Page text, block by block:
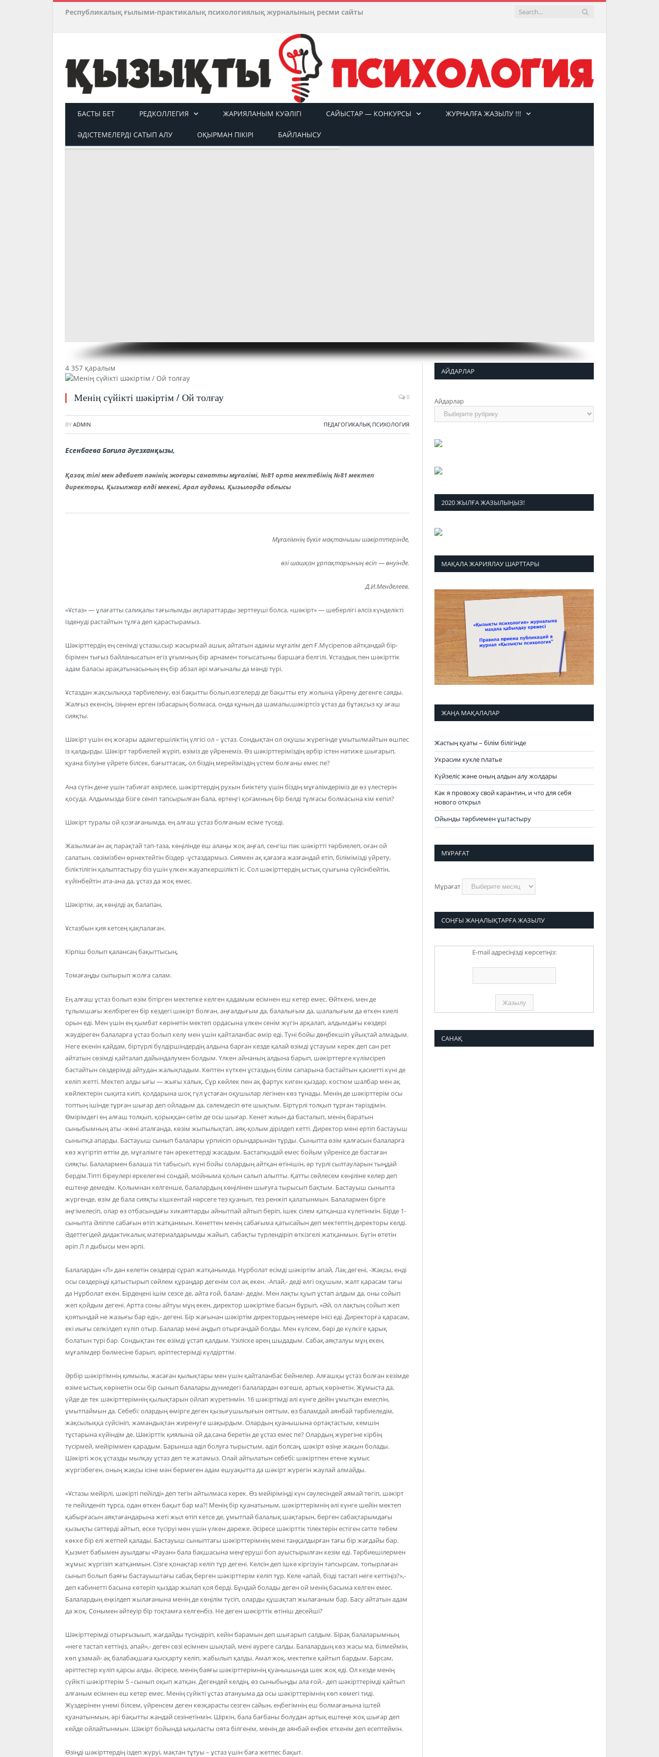
Республикалық ғылыми-практикалық психологиялық журналының ресми сайты
БАСТЫ БЕТ РЕДКОЛЛЕГИЯ ЖАРИЯЛАНЫМ КУӘЛІГІ САЙЫСТАР — КОНКУРСЫ ЖУРНАЛҒА ЖАЗЫЛУ !!!
ӘДІСТЕМЕЛЕРДІ САТЫП АЛУ ОҚЫРМАН ПІКІРІ БАЙЛАНЫСУ
4 357 қаралым
Менің сүйікті шәкіртім / Ой толғау 0
BY ADMIN ПЕДАГОГИКАЛЫҚ ПСИХОЛОГИЯ
Есенбаева Бағила Әуезханқызы,
Қазақ тілі мен әдебиет пәнінің жоғары санатты мұғалімі, №81 орта мектебінің №81 мектеп
директоры, Қызылжар елді мекені, Арал ауданы, Қызылорда облысы
Мұғалімнің бүкіл мақтанышы шәкірттерінде,
өзі шашқан ұрпақтарының өсіп — өнуінде.
Д.И.Менделеев.
«Ұстаз» — ұлағатты салиқалы тағылымды ақпараттарды зерттеуші болса, «шәкірт» — шеберлігі әлсіз күнделікті
ізденуді растайтын тұлға деп қарастырамыз.
Шәкірттердің ең сенімді ұстазы,сыр жасырмай ашық айтатын адамы мұғалім деп Ғ.Мүсірепов айтқандай бір-
бірімен тығыз байланысатын егіз ұғымның бір арнамен тоғысатыны баршаға белгілі. Ұстаздық пен шәкірттік
адам баласы арақатынасының ең бір абзал әрі мағыналы да мәнді түрі.
Ұстаздан жақсылыққа тәрбиелену, өзі бақытты болып,өзгелерді де бақытты ету жолына үйрену дегенге саяды.
Жалғыз екенсің, ізіңнен ерген ізбасарың болмаса, онда құның да шамалы,шәкіртсіз ұстаз да бұтақсыз қу ағаш
сияқты.
Шәкірт үшін ең жоғары адамгершіліктің үлгісі ол – ұстаз. Сондықтан ол оқушы жүрегінде ұмытылмайтын өшпес
із қалдырды. Шәкірт тәрбиелей жүріп, өзіміз де үйренеміз. Өз шәкірттеріміздің әрбір істен нәтиже шығарып,
қуана білуіне үйрете білсек, бағыттасақ, ол біздің мерейіміздің үстем болғаны емес пе?
Ана сүтін дене үшін табиғат әзірлесе, шәкірттердің рухын биіктету үшін біздің мұғалімдеріміз де өз үлестерін
қосуда. Алдымызда бізге сеніп тапсырылған бала, ертеңгі қоғамның бір белді тұлғасы болмасына кім кепіл?
Шәкірт туралы ой қозғағанымда, ең алғаш ұстаз болғаным есіме түседі.
Жазылмаған ақ парақтай тап-таза, көңілінде еш алаңы жоқ аңғал, сенгіш пәк шәкіртті тәрбиелеп, оған ой
салатын, сөзімізбен өрнектейтін біздер -ұстаздармыз. Сиямен ақ қағазға жазғандай етіп, білімімізді үйрету,
біліктілігін қалыптастыру біз үшін үлкен жауапкершілікті іс. Сол шәкірттердің ыстық суығына сүйсінбейтін,
күйінбейтін ата-ана да, ұстаз да жоқ емес.
Шәкіртім, ақ көңілді ақ балапан,
Ұстазбын қия кетсең қақпалаған.
Кірпіш болып қалансаң бақыттысың,
Томағаңды сыпырып жолға салам.
Ең алғаш ұстаз болып өзім бітірген мектепке келген қадамым есімнен еш кетер емес. Өйткені, мен де
тұлымшағы желбіреген бір кездегі шәкірт болған, аңғалдығым да, балалығым да, шалалығым да өткен киелі
орын еді. Мен үшін ең қымбат көрінетін мектеп ордасына үлкен сенім жүгін арқалап, алдымдағы көздері
жәудіреген балаларға ұстаз болып келу мен үшін қайталанбас өмір еді. Түні бойы дөңбекшіп ұйықтай алмадым.
Неге екенін қайдам, біртүрлі бүлдіршіндердің алдына барған кезде қалай өзімді ұстауым керек деп сан рет
айтатын сөзімді қайталап дайындалумен болдым. Үлкен айнаның алдына барып, шәкірттерге күлімсіреп
бастайтын сөздерімді айтудан жалықпадым. Көптен күткен ұстаздың білім сапарына бастайтын қасиетті күні де
келіп жетті. Мектеп алды ығы — жығы халық. Сұр көйлек пен ақ фартук киген қыздар, костюм шалбар мен ақ
көйлектерін сықита киіп, қолдарына шоқ гүл ұстаған оқушылар легінен көз тұнады. Менің де шәкірттерім осы
топтың ішінде тұрған шығар деп ойладым да, сәлемдесіп өте шықтым. Біртүрлі толқып тұрған тәріздімін.
Өмірімдегі ең алғаш толқып, қорыққан сәтім де осы шығар. Кенет жиын да басталып, менің баратын
сыныбымның аты -жөні аталғанда, көзім жыпылықтап, аяқ-қолым дірілдеп кетті. Директор мені ертіп бастауыш
сыныпқа апарды. Бастауыш сынып балалары үрпиісіп орындарынан тұрды. Сыныпта өзім қалғасын балаларға
көз жүгіртіп өттім де, мұғалімге тән әрекеттерді жасадым. Бастапқыдай емес бойым үйренісе де бастаған
сияқты. Балалармен балаша тіл табысып, күні бойы солардың айтқан өтінішін, әр түрлі сылтауларын тыңдай
бердім.Тіпті біреулері еркелегені сондай, мойныма қолын салып алыпты. Қатты сөйлесем көңіліне келер деп
ештеңе демедім. Қолымнан келгенше, балалардың көңілінен шығуға тырысып бақтым. Бастауыш сыныпта
жүргенде, өзім де бала сияқты кішкентай нәрсеге тез қуанып, тез ренжіп қалатынмын. Балалармен бірге
әңгімелесіп, олар өз отбасындағы хикаяттарды айнытпай айтып беріп, ішек сілем қатқанша күлетінмін. Бірде 1-
сыныпта Әліппе сабағын өтіп жатқанмын. Кенеттен менің сабағыма қатысайын деп мектептің директоры келді.
Әдеттегідей дидактикалық материалдарымды жайып, сабақты түрлендіріп өткізгелі жатқанмын. Бүгін өтетін
әріп Л л дыбысы мен әрпі.
Балалардан «Л» дан келетін сөздерді сұрап жатқанымда, Нұрболат есімді шәкіртім апай, Лақ дегені, -Жақсы, енді
осы сөздеріңді қатыстырып сөйлем құраңдар дегенім сол ақ екен. -Апай,- деді әлгі оқушым, жалт қарасам тағы
да Нұрболат екен. Бірдеңені ішім сезсе де, айта ғой, балам- дедім. Мен лақты қуып ұстап алдым да, оны сойып
жеп қойдым дегені. Артта соны айтуы мұң екен, директор шәкіртіме басын бұрып, «Әй, ол лақтың сойып жеп
қоятындай не жазығы бар еді»,- дегені. Бір жағынан шәкіртім директордың немере інісі еді. Директорға қарасам,
екі иығы селкілдеп күліп отыр. Балалар мені аңдып отырғандай болды. Мен күлсем, бәрі де күлкіге қарық
болатын түрі бар. Сондықтан тек өзімді ұстап қалдым. Үзіліске әрең шыдадым. Сабақ аяқталуы мұң екен,
мұғалімдер бөлмесіне барып, әріптестерімді күлдірттім.
Әрбір шәкіртімнің қимылы, жасаған қылықтары мен үшін қайталанбас бейнелер. Алғашқы ұстаз болған кезімде
өзіме ыстық көрінетін осы бір сынып балалары дүниедегі балалардан өзгеше, артық көрінетін. Жұмыста да,
үйде де тек шәкірттерімнің қылықтарын ойлап жүретінмін. 16 шәкіртімді әлі күнге дейін ұмытқан емеспін,
ұмытпаймын да. Себебі: олардың өмірге деген қызығушылығын ояттым, өз баламдай аянбай тәрбиеледім,
жақсылыққа сүйсініп, жамандықтан жиренуге шақырдым. Олардың қуанышына ортақтастым, кемшін
тұстарына күйіндім де. Шәкірттік қиялына ой да,сана беретін де ұстаз емес пе? Олардың жүрегіне кірбің
түсірмей, мейіріммен қарадым. Барынша әділ болуға тырыстым, әділ болсаң, шәкірт өзіңе жақын болады.
Шәкірті жоқ ұстазды мылқау ұстаз деп те жатамыз. Олай айтылатын себебі: шәкіртпен етене жұмыс
жүргізбеген, оның жақсы ісіне мән бермеген адам ешуақытта да шәкірт жүрегін жаулай алмайды.
«Ұстазы мейірлі, шәкірті пейілді» деп тегін айтылмаса керек. Өз мейіріміңді күн сәулесіндей аямай төгіп, шәкірт
те пейілденіп тұрса, одан өткен бақыт бар ма?! Менің бір қуанатыным, шәкірттерімнің әлі күнге шейін мектеп
қабырғасын аяқтағандарына жеті жыл өтіп кетсе де, ұмытпай балалық шақтарын, берген сабақтарымдағы
қызықты сәттерді айтып, еске түсіруі мен үшін үлкен дәреже. Әсіресе шәкірттік тілектерін естіген сәтте төбем
көкке бір елі жетпей қалады. Бастауыш сыныптағы шәкірттерімнің мені таңқалдырған тағы бір жағдайы бар.
Қызмет бабымен ауылдағы «Рауан» бала бақшасына меңгеруші боп ауыстырылған кезім еді. Тәрбиешілермен
жұмыс жүргізіп жатқанмын. Сізге қонақтар келіп тұр дегені. Келсін деп ішке кіргізуін тапсырсам, топырлаған
сынып болып баяғы бастауыштағы сабақ берген шәкірттерім келіп тұр. Келе «апай, бізді тастап неге кеттіңіз?»,-
деп кабинетті басына көтеріп қыздар жылап қоя берді. Бұндай болады деген ой менің басыма келген емес.
Балалардың еңкілдеп жылағанына менің де көңілім түсіп, оларды құшақтап жылағаным бар. Басу айтатын адам
да жоқ. Сонымен әйтеуір бір тоқтамға келгенбіз. Не деген шәкірттік өтініш десейші?
Шәкірттерімді отырғызыып, жағдайды түсіндіріп, кейін барамын деп шығарып салдым. Бірақ балаларымның
«неге тастап кеттіңіз, апай»,- деген сөзі есімнен шықпай, мені әуреге салды. Балалардың көз жасы ма, білмеймін,
көп ұзамай- ақ балабақшаға қысқарту келіп, жабылып қалды. Амал жоқ, мектепке қайтып бардым. Барсам,
әріптестер күліп қарсы алды. Әсіресе, менің баяғы шәкірттерімнің қуанышында шек жоқ еді. Ол кезде менің
сүйікті шәкірттерім 5 –сынып оқып жатқан. Дегендей келдің, өз сыныбыңды ала ғой,- деп шәкірттерімді қайтып
алғаным есімнен еш кетер емес. Менің сүйікті ұстаз атануыма да осы шәкірттерімнің көп көмегі тиді.
Жүздерінен үнемі білсем, үйренсем деген көзқарасты сезген сайын, еңбегімнің еш болмағанына іштей
қуанатынмын, әрі бақытты жандай сезінетінмін. Шіркін, бала бағбаны болудан артық ештеңе жоқ шығар деп
кейде ойлайтынмын. Шәкірт бойында ықыласты оята білгенім, менің де аянбай еңбек еткенім деп есептеймін.
Өзіңді шәкірттердің іздеп жүруі, мақтан тұтуы – ұстаз үшін баға жетпес бақыт.
АЙДАРЛАР
Айдарлар
2020 ЖЫЛҒА ЖАЗЫЛЫҢЫЗ!
МАҚАЛА ЖАРИЯЛАУ ШАРТТАРЫ
ЖАҢА МАҚАЛАЛАР
Жастың қуаты – білім білігінде
Украсим кукле платье
Күйзеліс және оның алдын алу жолдары
Как я провожу свой карантин, и что для себя
нового открыл
Ойынды тәрбиемен ұштастыру
МҰРАҒАТ
Мұрағат
СОҢҒЫ ЖАҢАЛЫҚТАРҒА ЖАЗЫЛУ
E-mail адресіңізді көрсетіңіз:
САНАҚ